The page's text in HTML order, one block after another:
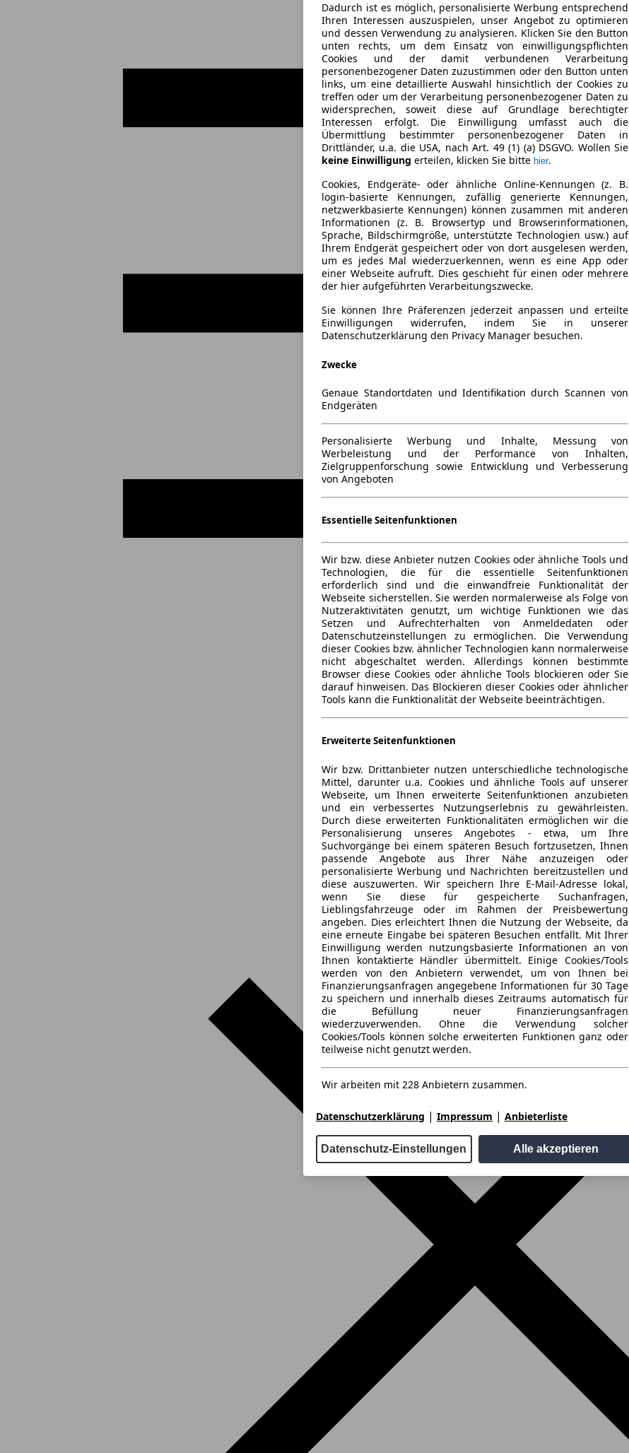
Dadurch ist es möglich, personalisierte Werbung entsprechend
Ihren Interessen auszuspielen, unser Angebot zu optimieren
und dessen Verwendung zu analysieren. Klicken Sie den Button
unten rechts, um dem Einsatz von einwilligungspflichten
Cookies und der damit verbundenen Verarbeitung
personenbezogener Daten zuzustimmen oder den Button unten
links, um eine detaillierte Auswahl hinsichtlich der Cookies zu
treffen oder um der Verarbeitung personenbezogener Daten zu
widersprechen, soweit diese auf Grundlage berechtigter
Interessen erfolgt. Die Einwilligung umfasst auch die
Übermittlung bestimmter personenbezogener Daten in
Drittländer, u.a. die USA, nach Art. 49 (1) (a) DSGVO. Wollen Sie
keine Einwilligung erteilen, klicken Sie bitte hier.
Cookies, Endgeräte- oder ähnliche Online-Kennungen (z. B.
login-basierte Kennungen, zufällig generierte Kennungen,
netzwerkbasierte Kennungen) können zusammen mit anderen
Informationen (z. B. Browsertyp und Browserinformationen,
Sprache, Bildschirmgröße, unterstützte Technologien usw.) auf
Ihrem Endgerät gespeichert oder von dort ausgelesen werden,
um es jedes Mal wiederzuerkennen, wenn es eine App oder
einer Webseite aufruft. Dies geschieht für einen oder mehrere
der hier aufgeführten Verarbeitungszwecke.
Sie können Ihre Präferenzen jederzeit anpassen und erteilte
Einwilligungen widerrufen, indem Sie in unserer
Datenschutzerklärung den Privacy Manager besuchen.
Zwecke
Genaue Standortdaten und Identifikation durch Scannen von
Endgeräten
Personalisierte Werbung und Inhalte, Messung von
Werbeleistung und der Performance von Inhalten,
Zielgruppenforschung sowie Entwicklung und Verbesserung
von Angeboten
Essentielle Seitenfunktionen
Wir bzw. diese Anbieter nutzen Cookies oder ähnliche Tools und
Technologien, die für die essentielle Seitenfunktionen
erforderlich sind und die einwandfreie Funktionalität der
Webseite sicherstellen. Sie werden normalerweise als Folge von
Nutzeraktivitäten genutzt, um wichtige Funktionen wie das
Setzen und Aufrechterhalten von Anmeldedaten oder
Datenschutzeinstellungen zu ermöglichen. Die Verwendung
dieser Cookies bzw. ähnlicher Technologien kann normalerweise
nicht abgeschaltet werden. Allerdings können bestimmte
Browser diese Cookies oder ähnliche Tools blockieren oder Sie
darauf hinweisen. Das Blockieren dieser Cookies oder ähnlicher
Tools kann die Funktionalität der Webseite beeinträchtigen.
Erweiterte Seitenfunktionen
Wir bzw. Drittanbieter nutzen unterschiedliche technologische
Mittel, darunter u.a. Cookies und ähnliche Tools auf unserer
Webseite, um Ihnen erweiterte Seitenfunktionen anzubieten
und ein verbessertes Nutzungserlebnis zu gewährleisten.
Durch diese erweiterten Funktionalitäten ermöglichen wir die
Personalisierung unseres Angebotes - etwa, um Ihre
Suchvorgänge bei einem späteren Besuch fortzusetzen, Ihnen
passende Angebote aus Ihrer Nähe anzuzeigen oder
personalisierte Werbung und Nachrichten bereitzustellen und
diese auszuwerten. Wir speichern Ihre E-Mail-Adresse lokal,
wenn Sie diese für gespeicherte Suchanfragen,
Lieblingsfahrzeuge oder im Rahmen der Preisbewertung
angeben. Dies erleichtert Ihnen die Nutzung der Webseite, da
eine erneute Eingabe bei späteren Besuchen entfällt. Mit Ihrer
Einwilligung werden nutzungsbasierte Informationen an von
Ihnen kontaktierte Händler übermittelt. Einige Cookies/Tools
werden von den Anbietern verwendet, um von Ihnen bei
Finanzierungsanfragen angegebene Informationen für 30 Tage
zu speichern und innerhalb dieses Zeitraums automatisch für
die Befüllung neuer Finanzierungsanfragen
wiederzuverwenden. Ohne die Verwendung solcher
Cookies/Tools können solche erweiterten Funktionen ganz oder
teilweise nicht genutzt werden.
Wir arbeiten mit 228 Anbietern zusammen.
Datenschutzerklärung | Impressum | Anbieterliste
Datenschutz-Einstellungen Alle akzeptieren